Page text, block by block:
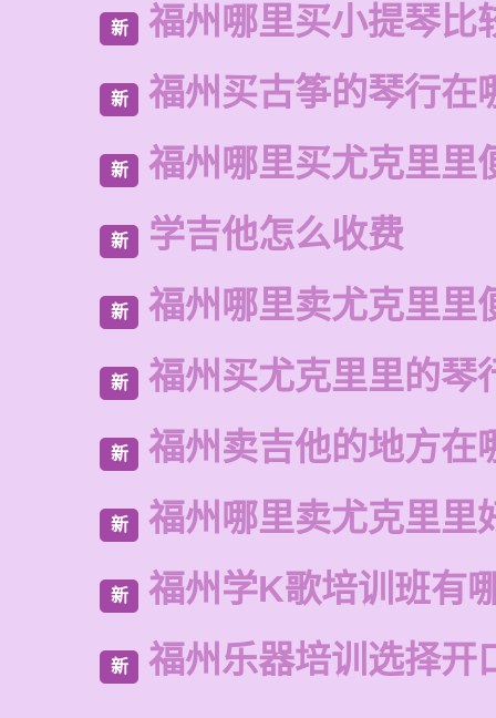
新 福州哪里买小提琴比
新 福州买古筝的琴行在
新 福州哪里买尤克里里
新 学吉他怎么收费
新 福州哪里卖尤克里里
新 福州买尤克里里的琴
新 福州卖吉他的地方在
新 福州哪里卖尤克里里
新 福州学K歌培训班有
新 福州乐器培训选择开